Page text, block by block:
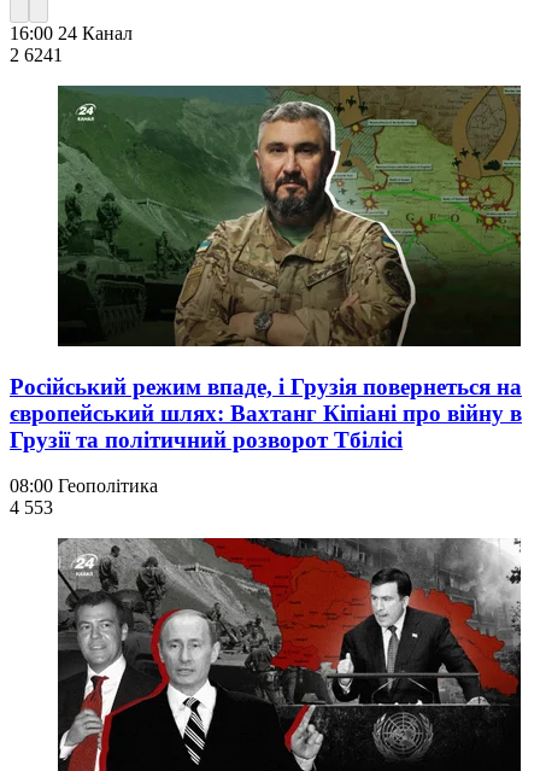
16:00 24 Канал
2 6241
Російський режим впаде, і Грузія повернеться на
європейський шлях: Вахтанг Кіпіані про війну в
Грузії та політичний розворот Тбілісі
08:00 Геополітика
4 553